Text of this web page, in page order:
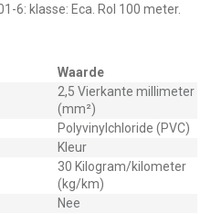
6: klasse: Eca. Rol 100 meter.
Waarde
2,5 Vierkante millimeter
(mm²)
Polyvinylchloride (PVC)
Kleur
30 Kilogram/kilometer
(kg/km)
Nee